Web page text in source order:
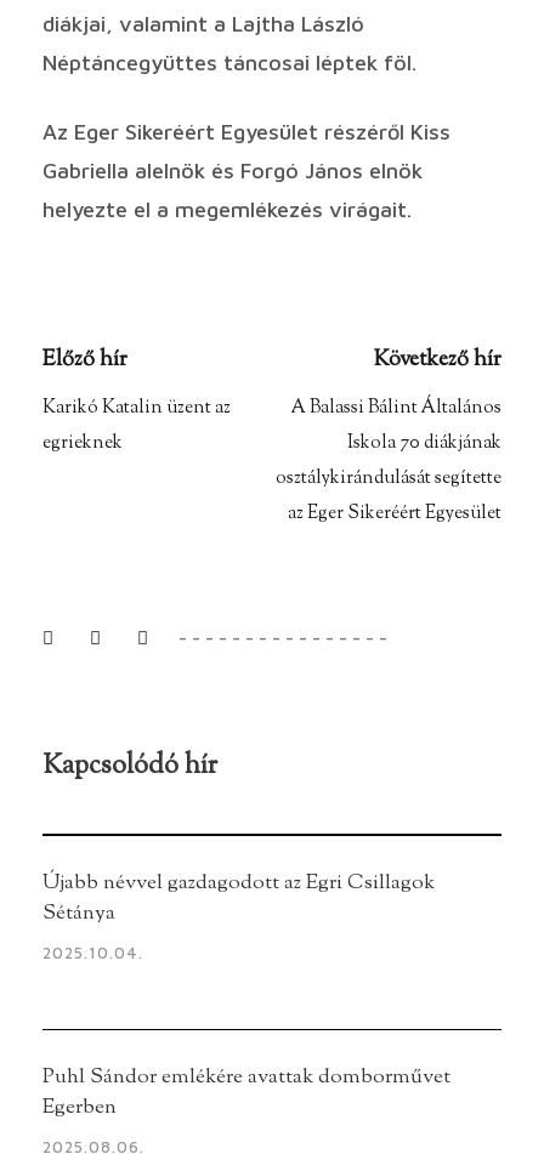
diákjai, valamint a Lajtha László
Néptáncegyüttes táncosai léptek föl.
Az Eger Sikeréért Egyesület részéről Kiss
Gabriella alelnök és Forgó János elnök
helyezte el a megemlékezés virágait.
Előző hír
Karikó Katalin üzent az
egrieknek
Következő hír
A Balassi Bálint Általános
Iskola 70 diákjának
osztálykirándulását segítette
az Eger Sikeréért Egyesület
Kapcsolódó hír
Újabb névvel gazdagodott az Egri Csillagok
Sétánya
2025.10.04.
Puhl Sándor emlékére avattak domborművet
Egerben
2025.08.06.